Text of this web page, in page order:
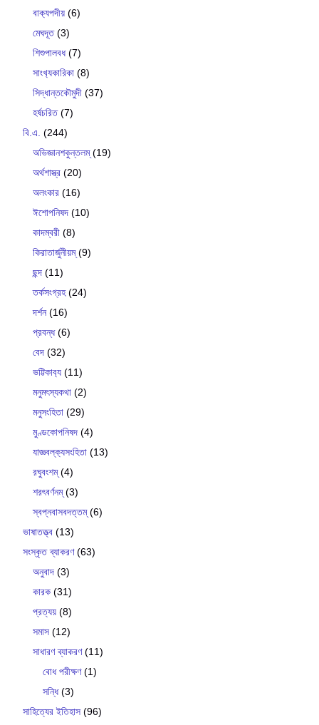
বাক‍্যপদীয় (6)
মেঘদূত(3)
শিশুপালবধ(7)
সাংখ‍্যকারিকা (8)
সিদ্ধান্তকৌমুদী (37)
হর্ষচরিত(7)
বি.এ. (244)
অভিজ্ঞানশকুন্তলম্(19)
অর্থশাস্ত্র (20)
অলংকার (16)
ঈশোপনিষদ (10)
কাদম্বরী (8)
কিরাতার্জুনীয়ম্(9)
ছন্দ (11)
তর্কসংগ্রহ(24)
দর্শন(16)
প্রবন্ধ(6)
বেদ (32)
ভট্টিকাব‍্য (11)
মনুমৎস্যকথা (2)
মনুসংহিতা (29)
মুণ্ডকোপনিষদ (4)
যাজ্ঞবল্ক‍্যসংহিতা (13)
রঘুবংশম্(4)
শরৎবর্ণনম্(3)
স্বপ্নবাসবদত্তম্(6)
ভাষাতত্ত্ব (13)
সংস্কৃত ব্যাকরণ(63)
অনুবাদ (3)
কারক (31)
প্রত্যয় (8)
সমাস (12)
সাধারণ ব্যাকরণ(11)
বোধ পরীক্ষণ(1)
সন্ধি(3)
সাহিত্যের ইতিহাস (96)